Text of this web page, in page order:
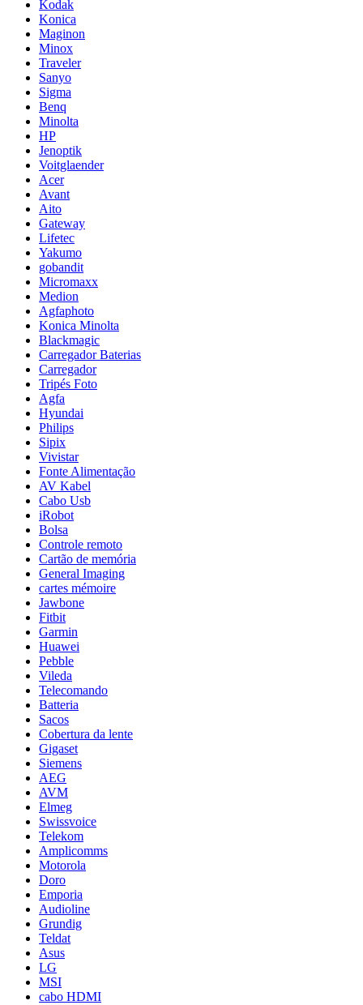
Kodak
Konica
Maginon
Minox
Traveler
Sanyo
Sigma
Benq
Minolta
HP
Jenoptik
Voitglaender
Acer
Avant
Aito
Gateway
Lifetec
Yakumo
gobandit
Micromaxx
Medion
Agfaphoto
Konica Minolta
Blackmagic
Carregador Baterias
Carregador
Tripés Foto
Agfa
Hyundai
Philips
Sipix
Vivistar
Fonte Alimentação
AV Kabel
Cabo Usb
iRobot
Bolsa
Controle remoto
Cartão de memória
General Imaging
cartes mémoire
Jawbone
Fitbit
Garmin
Huawei
Pebble
Vileda
Telecomando
Batteria
Sacos
Cobertura da lente
Gigaset
Siemens
AEG
AVM
Elmeg
Swissvoice
Telekom
Amplicomms
Motorola
Doro
Emporia
Audioline
Grundig
Teldat
Asus
LG
MSI
cabo HDMI